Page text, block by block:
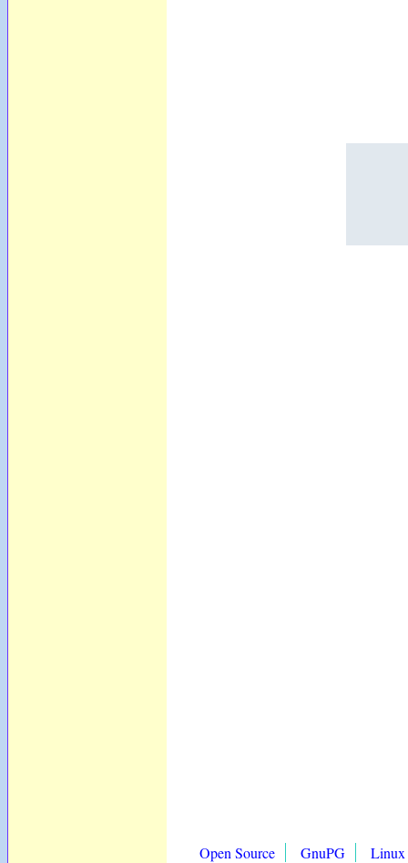
Open Source GnuPG Linux